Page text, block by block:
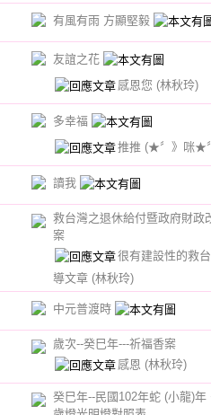
有風有雨 方顯堅毅
友誼之花
感恩您 (林秋玲)
多幸福
推推 (★〞》咪★
讀我
救台灣之退休給付暨政府財政
案
很有建設性的救
導文章 (林秋玲)
中元普渡時
歲次--癸巳年---祈福香案
感恩 (林秋玲)
癸巳年--民國102年蛇 (小龍)年